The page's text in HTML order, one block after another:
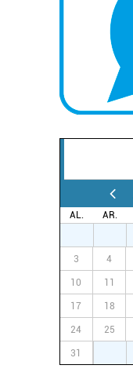
AL. AR.
3 4
10 11
17 18
24 25
31